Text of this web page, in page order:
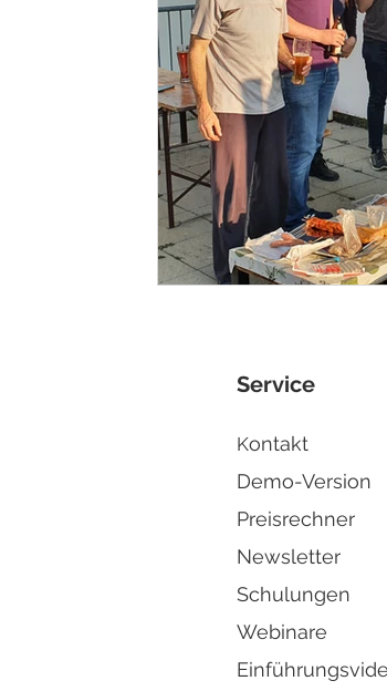
Service
Kontakt
Demo-Version
Preisrechner
Newsletter
Schulungen
Webinare